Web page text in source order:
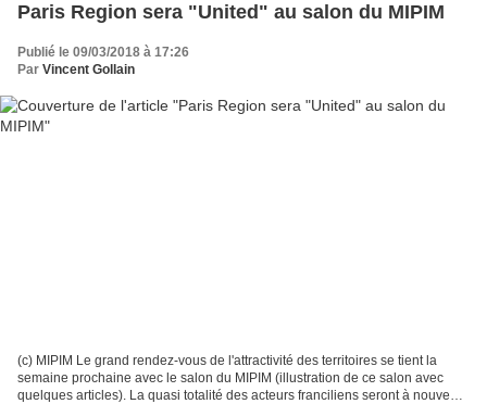
Paris Region sera "United" au salon du MIPIM
Publié le 09/03/2018 à 17:26
Par Vincent Gollain
(c) MIPIM Le grand rendez-vous de l'attractivité des territoires se tient la
semaine prochaine avec le salon du MIPIM (illustration de ce salon avec
quelques articles). La quasi totalité des acteurs franciliens seront à nouveau